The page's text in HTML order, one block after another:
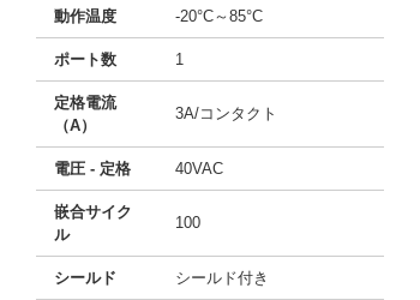
動作温度 -20°C～85°C
ポート数 1
定格電流
（A）
3A/コンタクト
電圧 - 定格 40VAC
嵌合サイク
ル
100
シールド シールド付き